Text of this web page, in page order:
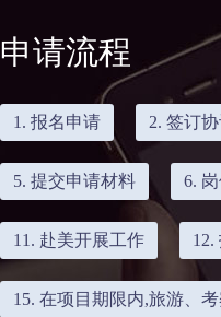
申请流程
1. 报名申请 2. 签订
5. 提交申请材料 6.
11. 赴美开展工作 12.
15. 在项目期限内,旅游、